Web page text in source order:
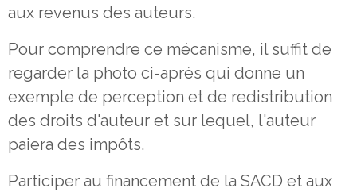
aux revenus des auteurs.
Pour comprendre ce mécanisme, il suffit de
regarder la photo ci-après qui donne un
exemple de perception et de redistribution
des droits d'auteur et sur lequel, l'auteur
paiera des impôts.
Participer au financement de la SACD et aux